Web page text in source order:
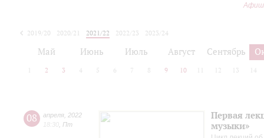
2019/20 2020/21 2021/22 2022/23
2023/24
Май Июнь Июль Август Сентябрь
2 3 4 5 6 7 8 9 10 12 13 14
08 апреля 2022
18:30 Пт
Первая
музыки»